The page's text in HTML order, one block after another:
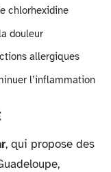
chlorhexidine
douleur
allergiques
l’inflammation
, qui propose des